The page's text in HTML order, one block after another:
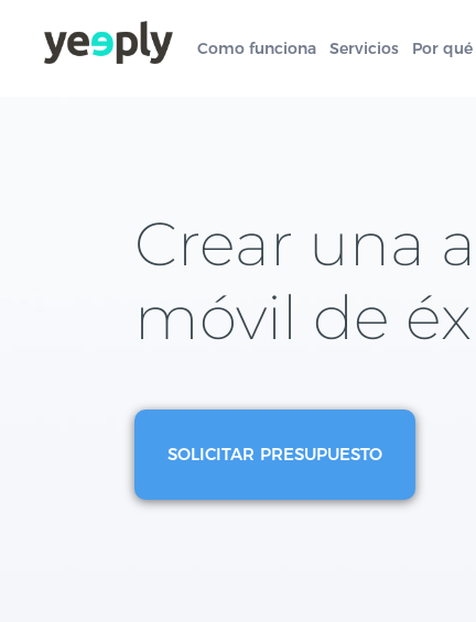
Como funciona Servicios Por
Crear una
móvil de
SOLICITAR PRESUPUESTO